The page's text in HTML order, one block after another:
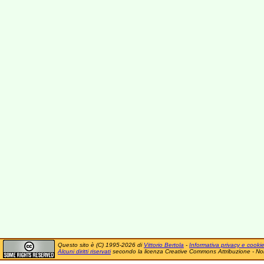
Questo sito è (C) 1995-2026 di Vittorio Bertola - Informativa privacy e cookie
Alcuni diritti riservatisecondo la licenza Creative Commons Attribuzione -